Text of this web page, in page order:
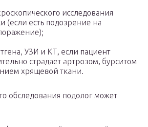
исследования
(если есть подозрение на
УЗИ и КТ, если пациент
страдает артрозом, бурситом
хрящевой ткани.
обследования подолог может